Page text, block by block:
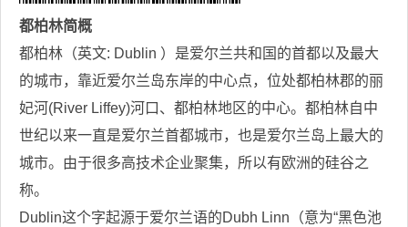
都柏林简概
都柏林（英文: Dublin ）是爱尔兰共和国的首都以及最大
的城市，靠近爱尔兰岛东岸的中心点，位处都柏林郡的丽
妃河(River Liffey)河口、都柏林地区的中心。都柏林自中
世纪以来一直是爱尔兰首都城市，也是爱尔兰岛上最大的
城市。由于很多高技术企业聚集，所以有欧洲的硅谷之
称。
Dublin这个字起源于爱尔兰语的Dubh Linn（意为“黑色池